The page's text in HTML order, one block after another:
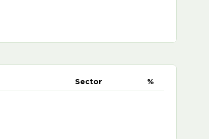
Sector %